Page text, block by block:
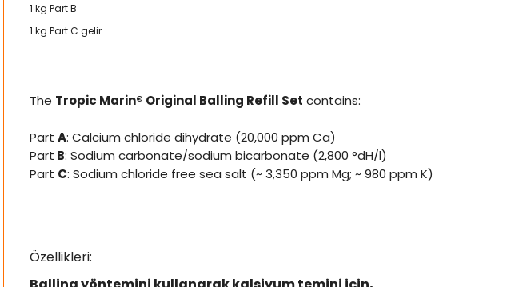
1 kg Part B
1 kg Part C gelir.
The Tropic Marin® Original Balling Refill Set contains:
Part A: Calcium chloride dihydrate (20,000 ppm Ca)
Part B: Sodium carbonate/sodium bicarbonate (2,800 °dH/l)
Part C: Sodium chloride free sea salt (~ 3,350 ppm Mg; ~ 980 ppm K)
Özellikleri: